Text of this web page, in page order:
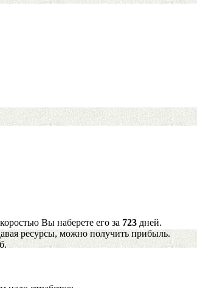
Вы наберете его за 723 дней.
ресурсы, можно получить прибыль.